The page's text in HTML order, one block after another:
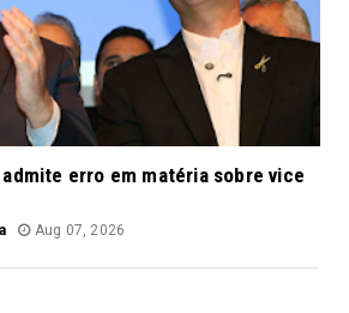
admite erro em matéria sobre vice
Aug 07, 2026